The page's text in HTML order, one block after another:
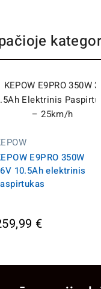
E9PRO 350W
10.5Ah elektrinis
€